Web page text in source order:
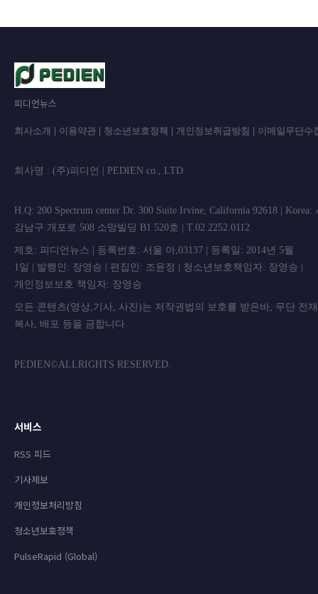
피디언뉴스
회사소개 이용약관 청소년보호정책 개인정보취급방침 이메일무단수
회사명 : (주)피디언 | PEDIEN co.,
H.Q: 200 Spectrum center Dr. 300 Suite Irvine, California 92618 | Korea:
강남구 개포로 508 소망빌딩 B1 520호 | T.02.2252.0112
제호: 피디언뉴스 | 등록번호: 서울 아,03137 | 등록일: 2014년 5월
1일 | 발행인: 장영승 | 편집인: 조윤정 | 청소년보호책임자: 장영승 |
개인정보보호 책임자: 장영승
모든 콘텐츠(영상,기사, 사진)는 저작권법의 보호를 받은바, 무단 전
복사, 배포 등을 금합니
PEDIEN©ALLRIGHTS RESERVED.
서비스
RSS 피드
기사제보
개인정보처리방침
청소년보호정책
PulseRapid (Global)